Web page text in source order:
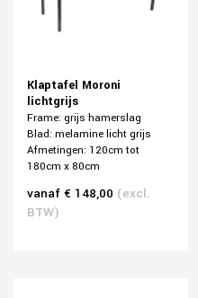
Klaptafel Moroni
lichtgrijs
Frame: grijs hamerslag
Blad: melamine licht grijs
Afmetingen: 120cm tot
180cm x 80cm
vanaf € 148,00 (excl.
BTW)